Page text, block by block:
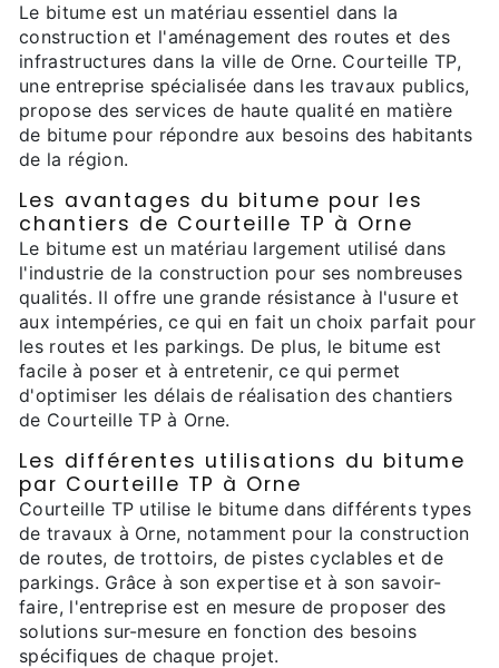
Le bitume est un matériau essentiel dans la
construction et l'aménagement des routes et des
infrastructures dans la ville de Orne. Courteille TP,
une entreprise spécialisée dans les travaux publics,
propose des services de haute qualité en matière
de bitume pour répondre aux besoins des habitants
de la région.
Les avantages du bitume pour les
chantiers de Courteille TP à Orne
Le bitume est un matériau largement utilisé dans
l'industrie de la construction pour ses nombreuses
qualités. Il offre une grande résistance à l'usure et
aux intempéries, ce qui en fait un choix parfait pour
les routes et les parkings. De plus, le bitume est
facile à poser et à entretenir, ce qui permet
d'optimiser les délais de réalisation des chantiers
de Courteille TP à Orne.
Les différentes utilisations du bitume
par Courteille TP à Orne
Courteille TP utilise le bitume dans différents types
de travaux à Orne, notamment pour la construction
de routes, de trottoirs, de pistes cyclables et de
parkings. Grâce à son expertise et à son savoir-
faire, l'entreprise est en mesure de proposer des
solutions sur-mesure en fonction des besoins
spécifiques de chaque projet.